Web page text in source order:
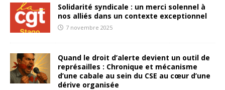
Solidarité syndicale : un merci solennel à
nos alliés dans un contexte exceptionnel
7 novembre 2025
Quand le droit d’alerte devient un outil de
représailles : Chronique et mécanisme
d’une cabale au sein du CSE au cœur d’une
dérive organisée